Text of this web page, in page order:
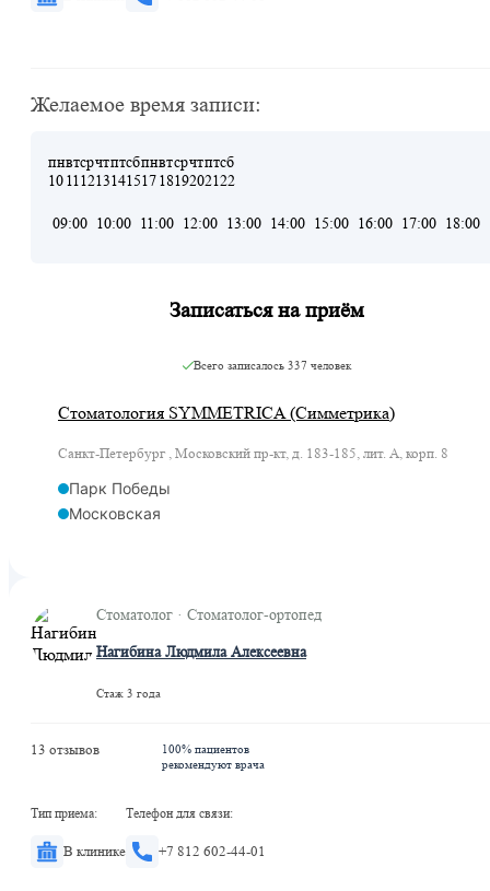
Желаемое время записи:
пн
10
вт
11
ср
12
чт
13
пт
14
сб
15
пн
17
вт
18
ср
19
чт
20
пт
21
сб
22
09:00 10:00 11:00 12:00 13:00 14:00 15:00 16:00 17:00 18:00
Записаться на приём
Всего записалось 337 человек
Стоматология SYMMETRICA (Симметрика)
Санкт-Петербург , Московский пр-кт, д. 183-185, лит. А, корп. 8
Парк Победы
Московская
Стоматолог · Стоматолог-ортопед
Нагибина Людмила Алексеевна
Стаж 3 года
13 отзывов
100% пациентов
рекомендуют врача
Тип приема:
В клинике
Телефон для связи:
+7 812 602-44-01